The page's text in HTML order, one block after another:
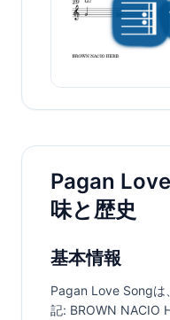
Pagan
味と歴史
基本情報
Pagan Love Song
記: BROWN NACIO